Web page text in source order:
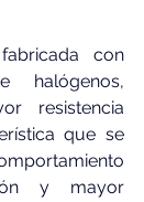
con
halógenos,
resistencia
que se
y mayor